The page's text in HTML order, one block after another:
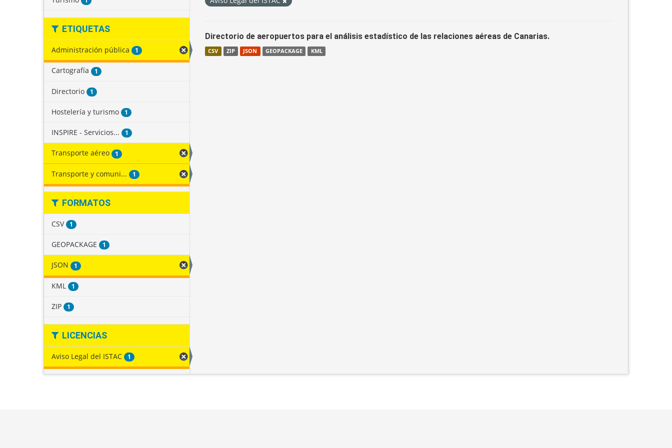
ETIQUETAS
Administración pública 1
Cartografía 1
Directorio 1
Hostelería y turismo 1
INSPIRE - Servicios... 1
Transporte aéreo 1
Transporte y comuni... 1
FORMATOS
CSV 1
GEOPACKAGE 1
JSON 1
KML 1
ZIP 1
LICENCIAS
Aviso Legal del ISTAC 1
Directorio de aeropuertos para el análisis estadístico de las relaciones aéreas de Canarias.
CSV ZIP JSON GEOPACKAGE KML